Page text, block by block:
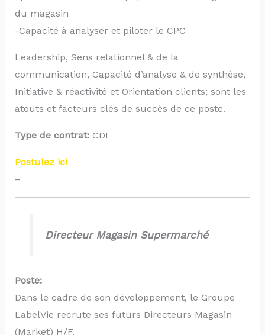
du magasin
-Capacité à analyser et piloter le CPC
Leadership, Sens relationnel & de la
communication, Capacité d’analyse & de synthèse,
Initiative & réactivité et Orientation clients; sont les
atouts et facteurs clés de succès de ce poste.
Type de contrat: CDI
Postulez ici
–
Directeur Magasin Supermarché
Poste:
Dans le cadre de son développement, le Groupe
LabelVie recrute ses futurs Directeurs Magasin
(Market) H/F.